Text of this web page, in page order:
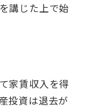
講じた上で始
家賃収入を得
投資は退去が